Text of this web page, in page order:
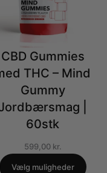
CBD Gummies
THC – Mind
Gummy
|
60stk
599,00 kr.
Vælg muligheder